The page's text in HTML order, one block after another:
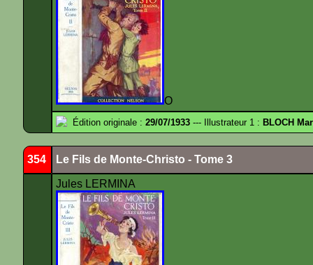
O
Édition originale : 29/07/1933 --- Illustrateur 1 : BLOCH
354 Le Fils de Monte-Christo - Tome 3
Jules LERMINA